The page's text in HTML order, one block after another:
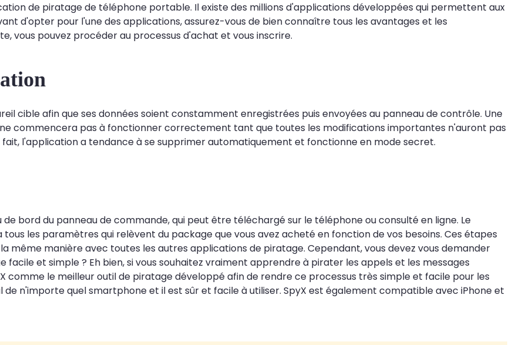
de piratage de téléphone portable. Il existe des millions d'applications développées qui permettent aux
d'opter pour l'une des applications, assurez-vous de bien connaître tous les avantages et les
vous pouvez procéder au processus d'achat et vous inscrire.
cible afin que ses données soient constamment enregistrées puis envoyées au panneau de contrôle. Une
commencera pas à fonctionner correctement tant que toutes les modifications importantes n'auront pas
l'application a tendance à se supprimer automatiquement et fonctionne en mode secret.
bord du panneau de commande, qui peut être téléchargé sur le téléphone ou consulté en ligne. Le
les paramètres qui relèvent du package que vous avez acheté en fonction de vos besoins. Ces étapes
même manière avec toutes les autres applications de piratage. Cependant, vous devez vous demander
et simple ? Eh bien, si vous souhaitez vraiment apprendre à pirater les appels et les messages
comme le meilleur outil de piratage développé afin de rendre ce processus très simple et facile pour les
de n'importe quel smartphone et il est sûr et facile à utiliser. SpyX est également compatible avec iPhone et